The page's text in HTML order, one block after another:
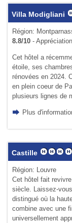
Villa Modigliani
Région:
8.8/10-
Cet hôtel a
étoile, ses
rénovées en 2024.
en plein coeur de
plusieurs lignes de
Plus
Castille
Région: Louvre
Cet hôtel fait
siècle. Laissez-
distingué où la
combine avec une
universellement